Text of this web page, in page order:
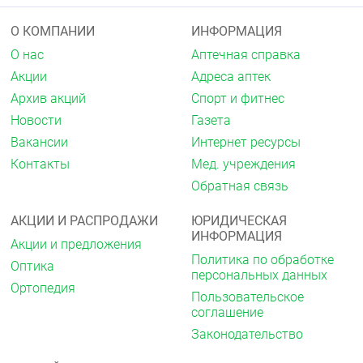
менструального цикла, ожирении, сексуальных
расстройствах, хронических болезнях
желудочно-кишечного тракта, печени,
желчевыводящих путей, легких при
нарушениях кроветворения
при вторичных иммунодефицитах для
профилактики инфекционных и простудных
заболеваний.
Область применения
Рекомендуется в качестве биологически активной
добавки к пище — дополнительного источника
Рекомендации по применению
Детям с 14 лет по 1 таблетке 2 раза в день, детям с
15 лет и взрослым по 1 таблетке 3 раза в день во
время еды. Продолжительность приёма - 1 месяц.
При необходимости прием можно повторить.
Индивидуальная непереносимость компонентов,
О КОМПАНИИ
О нас
Акции
Архив акций
Новости
Вакансии
Контакты
ИНФОРМАЦИЯ
Аптечная справка
Адреса аптек
Спорт и фитнес
Газета
Интернет ресурсы
Мед. учреждения
Обратная связь
АКЦИИ И РАСПРОДАЖИ
Акции и предложения
Оптика
Ортопедия
ЮРИДИЧЕСКАЯ
ИНФОРМАЦИЯ
Политика по обработке
персональных данных
Пользовательское
соглашение
Законодательство